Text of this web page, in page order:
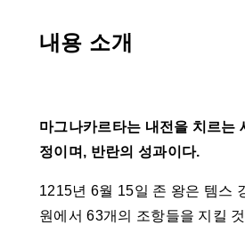
내용 소개
마그나카르타는 내전을 치르는
정이며, 반란의 성과이다.
1215년 6월 15일 존 왕은 템스
원에서 63개의 조항들을 지킬